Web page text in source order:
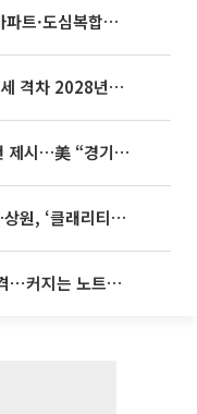
영끌 '주택공급' 대책 임박⋯비아파트·도심복합까지 총동원
종부세 개편에도…1·3주택 종부세 격차 2028년부터 확대
이란, 미국에 호르무즈 합의 조건 제시…美 “경기 아직 안 끝나” [종합]
미국, 가상자산 포괄 규제 속도…상원, ‘클래리티법’ 9월 절차투표 추진
맥북 품은 삼성에 ‘중국산’ 맹추격⋯커지는 노트북 OLED 시장